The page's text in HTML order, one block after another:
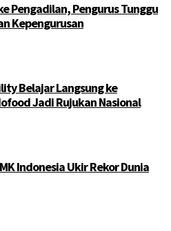
Pengadilan, Pengurus Tunggu
Kepengurusan
Belajar Langsung ke
Jadi Rujukan Nasional
Indonesia Ukir Rekor Dunia